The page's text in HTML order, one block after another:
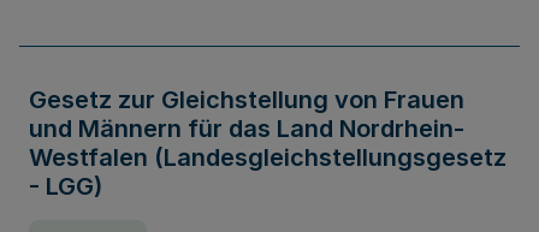
Gesetz zur Gleichstellung von Frauen
und Männern für das Land Nordrhein-
Westfalen (Landesgleichstellungsgesetz
- LGG)